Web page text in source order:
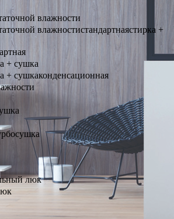
влажности
влажностистандартнаястирка +
+ сушка
+ сушкаконденсационная
люк